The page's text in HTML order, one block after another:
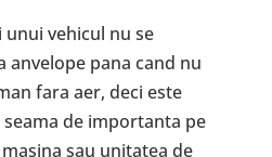
vehicul nu se
anvelope pana cand nu
fara aer, deci este
de importanta pe
sau unitatea de